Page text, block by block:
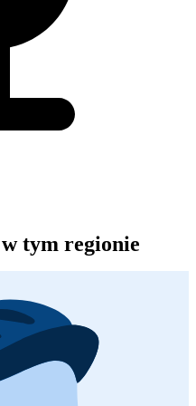
tym regionie